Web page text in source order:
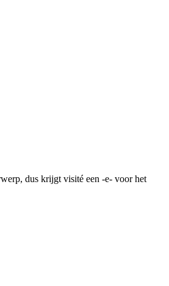
dus krijgt visité een -e- voor het